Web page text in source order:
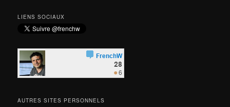
LIENS SOCIAUX
AUTRES SITES PERSONNELS